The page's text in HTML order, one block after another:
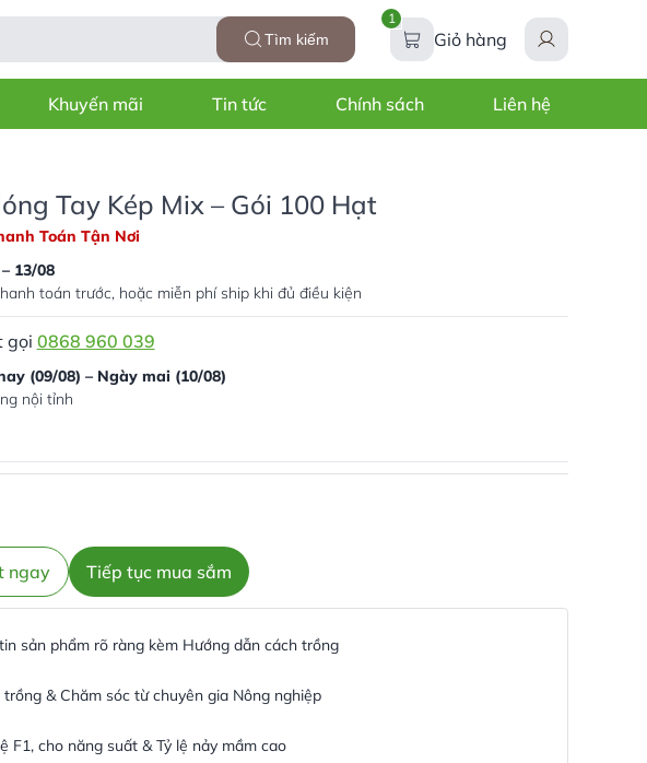
Tìm kiếm
1
Giỏ hàng
Khuyến mãi Tin tức Chính sách Liên hệ
Tay Kép Mix – Gói 100 Hạt
Toán Tận Nơi
13/08
toán trước, hoặc miễn phí ship khi đủ điều kiện
gọi 0868 960 039
(09/08) – Ngày mai (10/08)
nội tỉnh
ngay Tiếp tục mua sắm
sản phẩm rõ ràng kèm Hướng dẫn cách trồng
& Chăm sóc từ chuyên gia Nông nghiệp
F1, cho năng suất & Tỷ lệ nảy mầm cao